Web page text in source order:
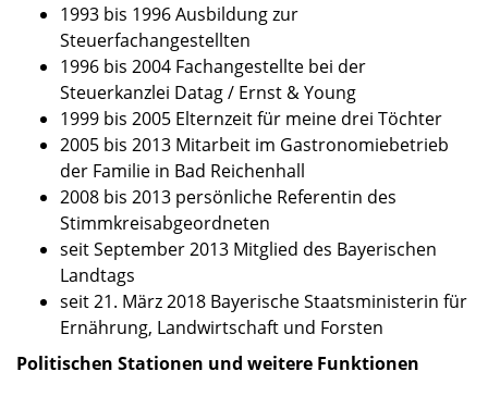
1993 bis 1996 Ausbildung zur
Steuerfachangestellten
1996 bis 2004 Fachangestellte bei der
Steuerkanzlei Datag / Ernst & Young
1999 bis 2005 Elternzeit für meine drei Töchter
2005 bis 2013 Mitarbeit im Gastronomiebetrieb
der Familie in Bad Reichenhall
2008 bis 2013 persönliche Referentin des
Stimmkreisabgeordneten
seit September 2013 Mitglied des Bayerischen
Landtags
seit 21. März 2018 Bayerische Staatsministerin für
Ernährung, Landwirtschaft und Forsten
Politischen Stationen und weitere Funktionen